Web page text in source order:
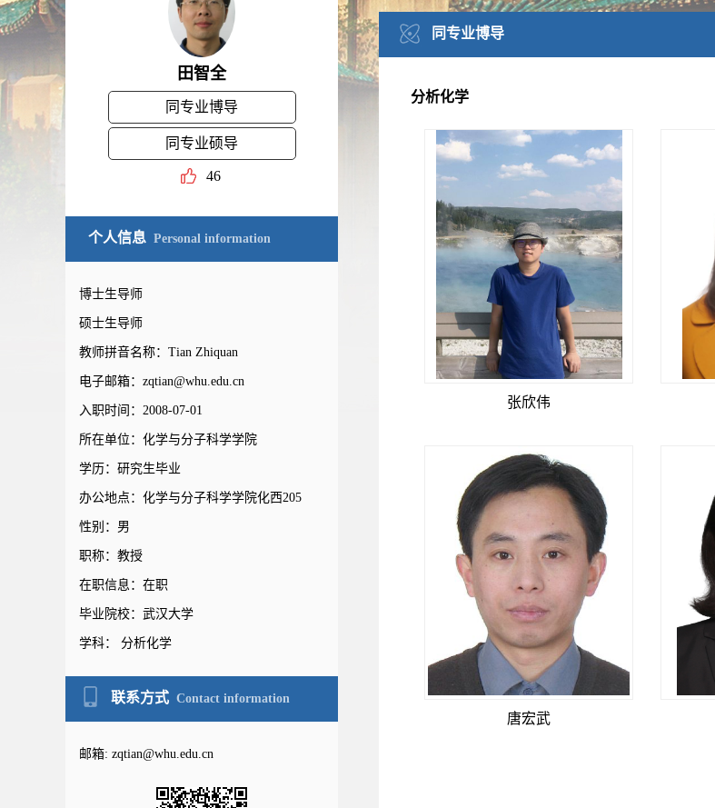
田智全
同专业博导
同专业硕导
46
个人信息 Personal information
博士生导师
硕士生导师
教师拼音名称：Tian Zhiquan
电子邮箱： zqtian@whu.edu.cn
入职时间：2008-07-01
所在单位：化学与分子科学学院
学历：研究生毕业
办公地点：化学与分子科学学院化西205
性别：男
职称：教授
在职信息：在职
毕业院校：武汉大学
学科： 分析化学
联系方式 Contact information
邮箱: zqtian@whu.edu.cn
同专业博导
分析化学
张欣伟
唐宏武